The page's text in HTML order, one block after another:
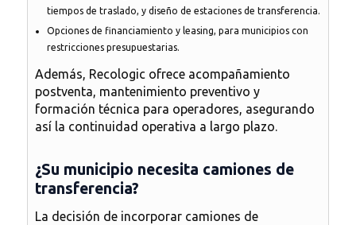
tiempos de traslado, y diseño de estaciones de transferencia.
Opciones de financiamiento y leasing, para municipios con
restricciones presupuestarias.
Además, Recologic ofrece acompañamiento
postventa, mantenimiento preventivo y
formación técnica para operadores, asegurando
así la continuidad operativa a largo plazo.
¿Su municipio necesita camiones de
transferencia?
La decisión de incorporar camiones de